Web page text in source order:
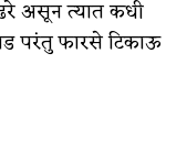
असून त्यात कधी
परंतु फारसे टिकाऊ